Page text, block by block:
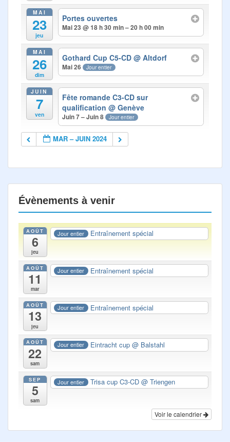
MAI
23
jeu
Portes ouvertes
Mai 23 @ 18 h 30 min – 20 h 00 min
MAI
26
dim
Gothard Cup C5-CD@ Altdorf
Mai 26 Jour entier
JUIN
7
ven
Fête romande C3-CD sur
qualification@ Genève
Juin 7 – Juin 8 Jour entier
MAR – JUIN 2024
Évènements à venir
AOÛT
6
jeu
Jour entier Entraînement spécial
AOÛT
11
mar
Jour entier Entraînement spécial
AOÛT
13
jeu
Jour entier Entraînement spécial
AOÛT
22
sam
Jour entier Eintracht cup@ Balstahl
SEP
5
sam
Jour entier Trisa cup C3-CD@ Triengen
Voir le calendrier